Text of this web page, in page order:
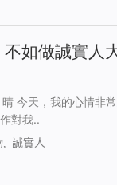
如做誠實人
天，我的心情非常
對我..
, 誠實人